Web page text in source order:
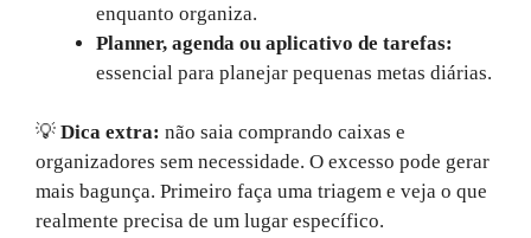
enquanto organiza.
Planner, agenda ou aplicativo de tarefas:
essencial para planejar pequenas metas diárias.
💡 Dica extra: não saia comprando caixas e
organizadores sem necessidade. O excesso pode gerar
mais bagunça. Primeiro faça uma triagem e veja o que
realmente precisa de um lugar específico.